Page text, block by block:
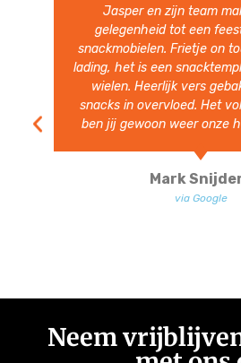
Jasper en zijn team
gelegenheid tot een
snackmobielen. Frietje on
lading, het is een
wielen. Heerlijk vers
snacks in overvloed. Het
ben jij gewoon weer onze
Mark
via Google
Neem